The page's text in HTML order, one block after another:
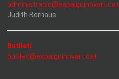
administracio@espaiguinovart.cat
Judith Bernaus
Butlletí
butlleti@espaiguinovart.cat